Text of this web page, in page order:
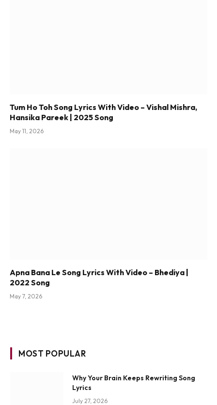
Tum Ho Toh Song Lyrics With Video – Vishal Mishra,
Hansika Pareek | 2025 Song
May 11, 2026
Apna Bana Le Song Lyrics With Video – Bhediya |
2022 Song
May 7, 2026
MOST POPULAR
Why Your Brain Keeps Rewriting Song
Lyrics
July 27, 2026